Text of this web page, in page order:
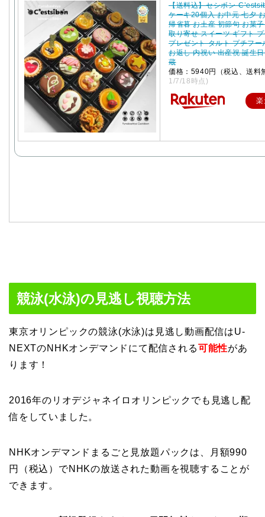
【送料込】セシボン-
ケーキ20個入 お中元 七夕
帰省暮 お土産 初節句 お菓
取り寄せ スイーツ ギフト
プレゼント タルト プチフー
お返し 内祝い 出産祝 誕生
蔵
価格：5940円（税込、送料
1/7/18時点)
競泳(水泳)の見逃し視聴方法
東京オリンピックの競泳(水泳)は見逃し動画配信はU-
NEXTのNHKオンデマンドにて配信される可能性があ
ります！
2016年のリオデジャネイロオリンピックでも見逃し配
信をしていました。
NHKオンデマンドまるごと見放題パックは、月額990
円（税込）でNHKの放送された動画を視聴することが
できます。